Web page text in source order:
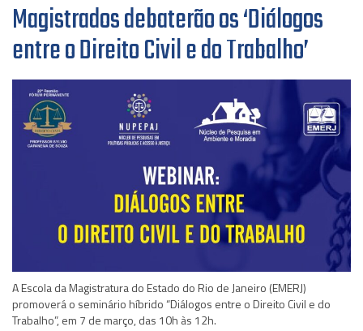
Magistrados debaterão os ‘Diálogos
entre o Direito Civil e do Trabalho’
A Escola da Magistratura do Estado do Rio de Janeiro (EMERJ)
promoverá o seminário híbrido “Diálogos entre o Direito Civil e do
Trabalho”, em 7 de março, das 10h às 12h.